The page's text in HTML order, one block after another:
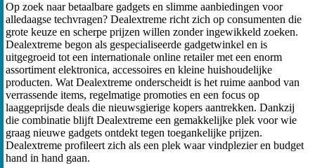
Op zoek naar betaalbare gadgets en slimme aanbiedingen voor
alledaagse techvragen? Dealextreme richt zich op consumenten die
grote keuze en scherpe prijzen willen zonder ingewikkeld zoeken.
Dealextreme begon als gespecialiseerde gadgetwinkel en is
uitgegroeid tot een internationale online retailer met een enorm
assortiment elektronica, accessoires en kleine huishoudelijke
producten. Wat Dealextreme onderscheidt is het ruime aanbod van
verrassende items, regelmatige promoties en een focus op
laaggeprijsde deals die nieuwsgierige kopers aantrekken. Dankzij
die combinatie blijft Dealextreme een gemakkelijke plek voor wie
graag nieuwe gadgets ontdekt tegen toegankelijke prijzen.
Dealextreme profileert zich als een plek waar vindplezier en budget
hand in hand gaan.